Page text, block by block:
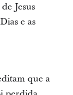
Jesus
e as
que a